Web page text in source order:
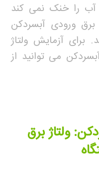
آب را خنک نمی کند
ورودی آبسردکن
باشد. برای آزمایش ولتاژ
می توانید از
ولتاژ برق